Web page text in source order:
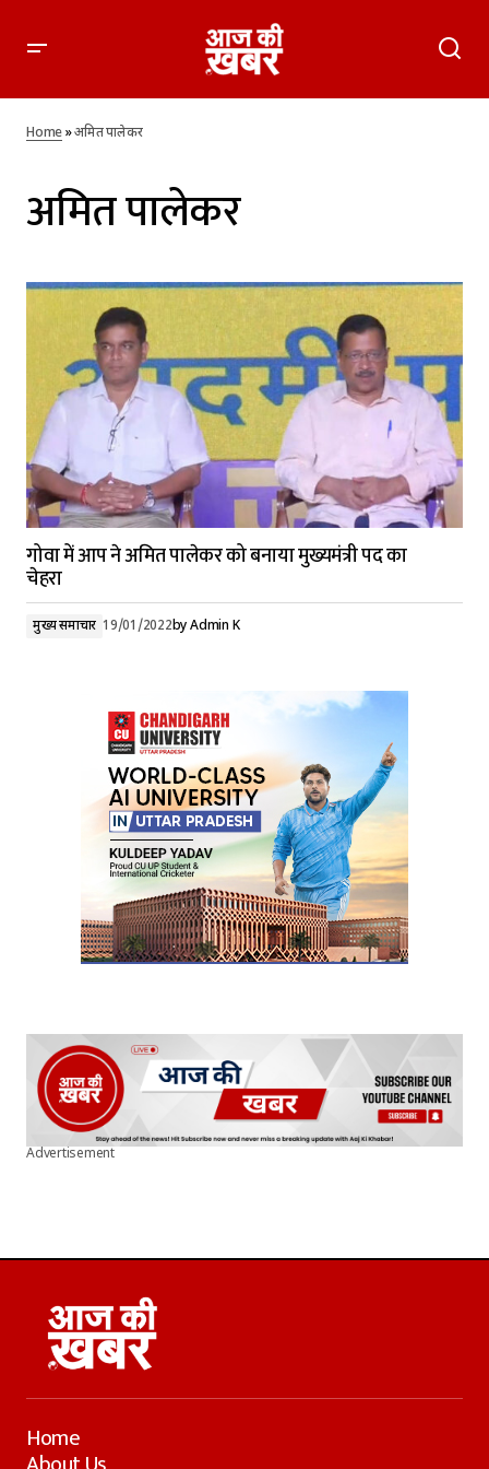
Home»अमित पालेकर
अमित पालेकर
गोवा में आप ने अमित पालेकर को बनाया मुख्यमंत्री पद का
चेहरा
मुख्य समाचार 19/01/2022byAdmin K
Advertisement
Home